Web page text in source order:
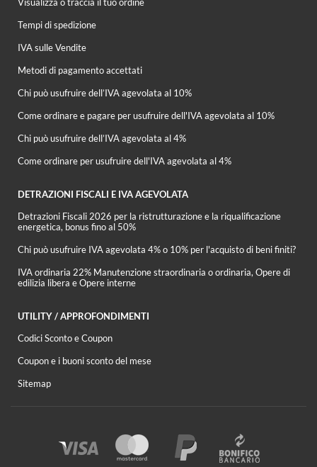
Tempi di spedizione
IVA sulle Vendite
Metodi di pagamento accettati
Chi può usufruire dell’IVA agevolata al 10%
Come ordinare e pagare per usufruire dell'IVA agevolata al 10%
Chi può usufruire dell’IVA agevolata al 4%
Come ordinare per usufruire dell'IVA agevolata al 4%
DETRAZIONI FISCALI E IVA AGEVOLATA
Detrazioni Fiscali 2026 per la ristrutturazione e la riqualificazione
energetica, bonus fino al 50%
Chi può usufruire IVA agevolata 4% o 10% per l'acquisto di beni finiti?
IVA ordinaria 22% Manutenzione straordinaria o ordinaria, Opere di
edilizia libera e Opere interne
UTILITY / APPROFONDIMENTI
Codici Sconto e Coupon
Coupon e i buoni sconto del mese
Sitemap